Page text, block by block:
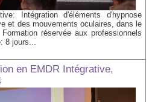
Intégration d'éléments d'hypnose
et des mouvements oculaires, dans le
réservée aux professionnels
8 jours...
en EMDR Intégrative,